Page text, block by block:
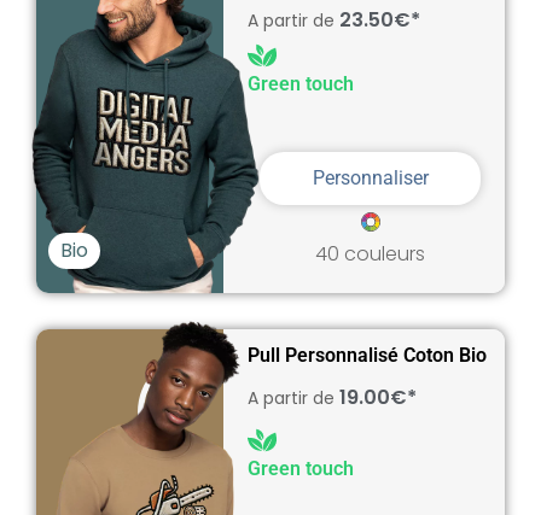
Bio
A partir de 23.50€*
Green touch
Personnaliser
40 couleurs
Pull Personnalisé Coton Bio
A partir de19.00€*
Green touch